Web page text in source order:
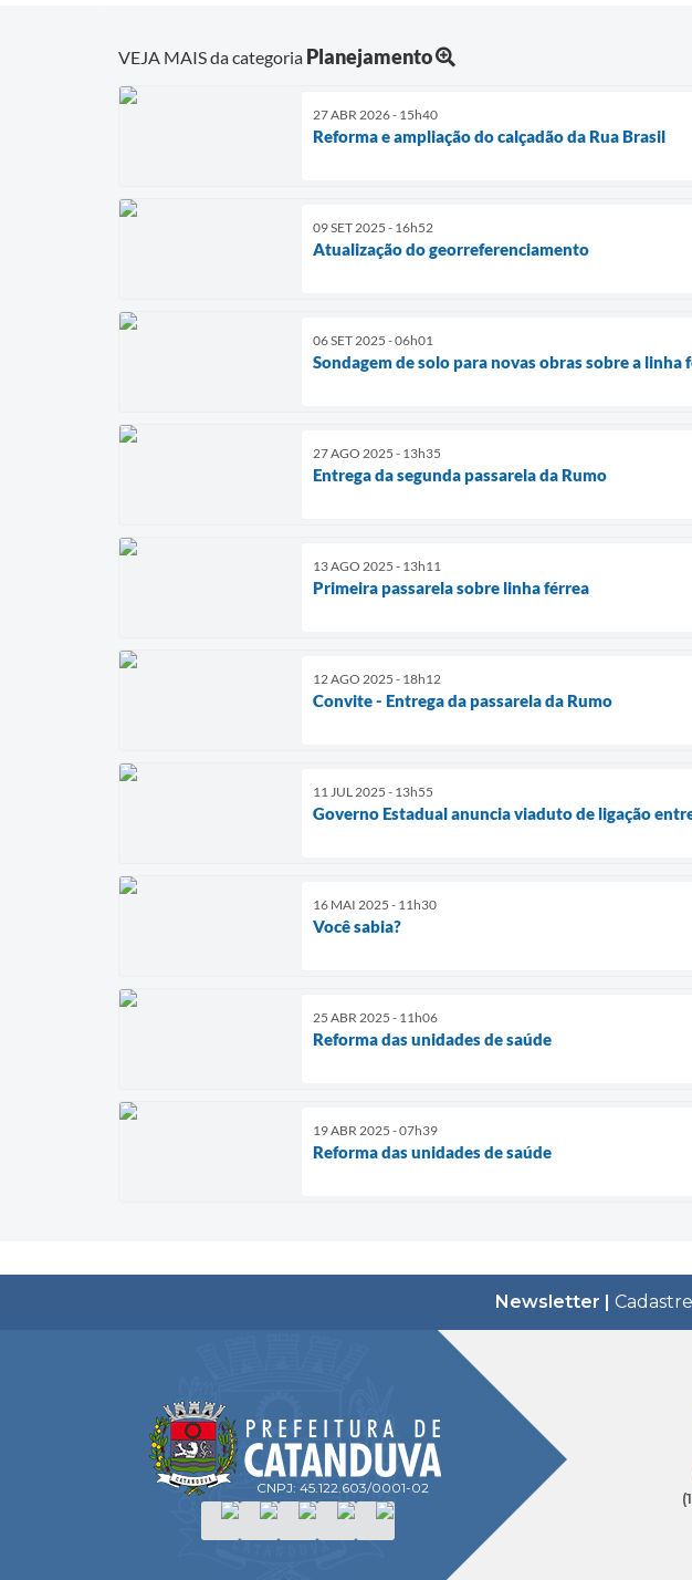
VEJA MAIS da categoria Planejamento
27 ABR 2026 - 15h40
Reforma e ampliação do calçadão da Rua Brasil
09 SET 2025 - 16h52
Atualização do georreferenciamento
06 SET 2025 - 06h01
Sondagem de solo para novas obras sobre a linha
27 AGO 2025 - 13h35
Entrega da segunda passarela da Rumo
13 AGO 2025 - 13h11
Primeira passarela sobre linha férrea
12 AGO 2025 - 18h12
Convite - Entrega da passarela da Rumo
11 JUL 2025 - 13h55
Governo Estadual anuncia viaduto de ligação
16 MAI 2025 - 11h30
Você sabia?
25 ABR 2025 - 11h06
Reforma das unidades de saúde
19 ABR 2025 - 07h39
Reforma das unidades de saúde
Newsletter |
CNPJ: 45.122.603/0001-02